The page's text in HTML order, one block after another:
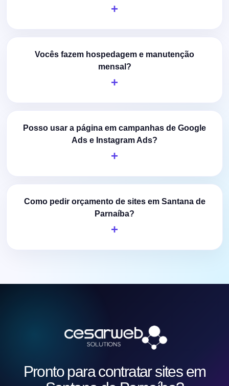
Vocês fazem hospedagem e manutenção
mensal?
Posso usar a página em campanhas de Google
Ads e Instagram Ads?
Como pedir orçamento de sites em Santana de
Parnaíba?
Pronto para contratar sites em